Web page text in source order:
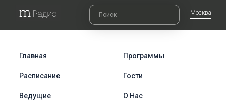
Москва
Главная Программы
Расписание Гости
Ведущие О Нас